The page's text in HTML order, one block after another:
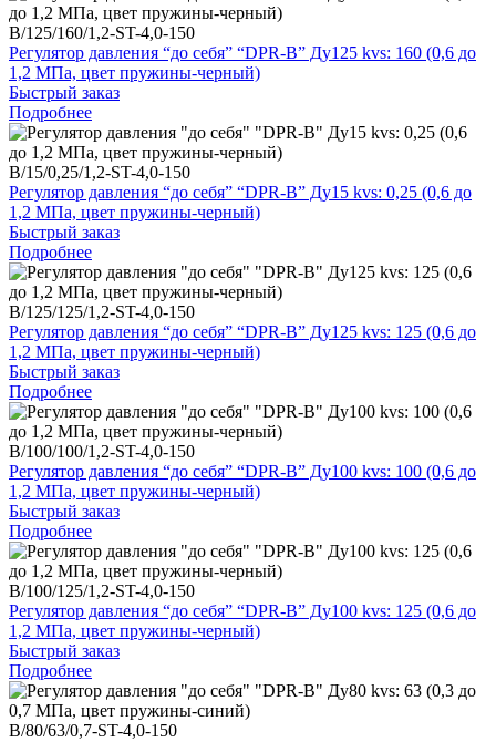
B/125/160/1,2-ST-4,0-150
Регулятор давления “до себя” “DPR-B” Ду125 kvs: 160 (0,6 до
1,2 МПа, цвет пружины-черный)
Быстрый заказ
Подробнее
B/15/0,25/1,2-ST-4,0-150
Регулятор давления “до себя” “DPR-B” Ду15 kvs: 0,25 (0,6 до
1,2 МПа, цвет пружины-черный)
Быстрый заказ
Подробнее
B/125/125/1,2-ST-4,0-150
Регулятор давления “до себя” “DPR-B” Ду125 kvs: 125 (0,6 до
1,2 МПа, цвет пружины-черный)
Быстрый заказ
Подробнее
B/100/100/1,2-ST-4,0-150
Регулятор давления “до себя” “DPR-B” Ду100 kvs: 100 (0,6 до
1,2 МПа, цвет пружины-черный)
Быстрый заказ
Подробнее
B/100/125/1,2-ST-4,0-150
Регулятор давления “до себя” “DPR-B” Ду100 kvs: 125 (0,6 до
1,2 МПа, цвет пружины-черный)
Быстрый заказ
Подробнее
B/80/63/0,7-ST-4,0-150